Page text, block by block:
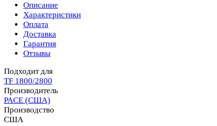
Описание
Характеристики
Оплата
Доставка
Гарантия
Отзывы
Подходит для
TF 1800/2800
Производитель
PACE (США)
Производство
США